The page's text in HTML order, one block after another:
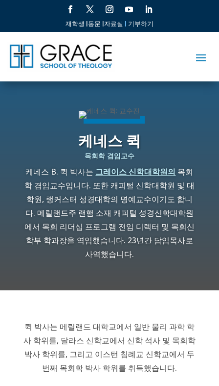
재학생 |동문 |자료실 | 기부하기
케네스 퀵
목회학 겸임교수
케네스 B. 퀵 박사는 그레이스 신학대학원의 목회
학 겸임교수입니다. 또한 캐피털 신학대학원 및 대
학원, 랭커스터 성경대학의 명예교수이기도 합니
다. 메릴랜드주 랜햄 소재 캐피털 성경신학대학원
에서 목회 리더십 프로그램 전임 디렉터 및 목회신
학부 학과장을 역임했습니다. 23년간 담임목사로
사역했습니다.
퀵 박사는 메릴랜드 대학교에서 일반 물리 과학 학
사 학위를, 달라스 신학교에서 신학 석사 및 목회학
박사 학위를, 그리고 이스턴 침례교 신학교에서 두
번째 목회학 박사 학위를 취득했습니다.